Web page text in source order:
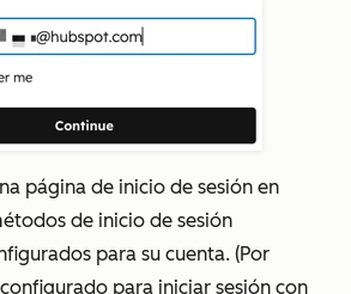
página de inicio de sesión en
de inicio de sesión
para su cuenta. (Por
para iniciar sesión con